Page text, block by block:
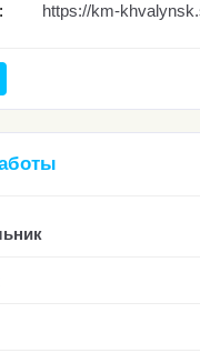
https://km-